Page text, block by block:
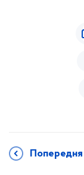
Попередня